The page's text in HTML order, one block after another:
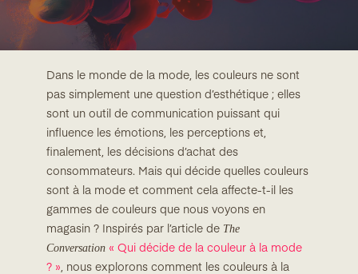
Dans le monde de la mode, les couleurs ne sont
pas simplement une question d’esthétique ; elles
sont un outil de communication puissant qui
influence les émotions, les perceptions et,
finalement, les décisions d’achat des
consommateurs. Mais qui décide quelles couleurs
sont à la mode et comment cela affecte-t-il les
gammes de couleurs que nous voyons en
magasin ? Inspirés par l’article de The
Conversation « Qui décide de la couleur à la mode
? », nous explorons comment les couleurs à la